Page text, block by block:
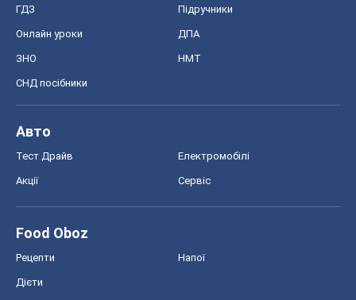
ГДЗ Підручники
Онлайн уроки ДПА
ЗНО НМТ
СНД посібники
Авто
Тест Драйв Електромобілі
Акції Сервіс
Food Oboz
Рецепти Напої
Дієти